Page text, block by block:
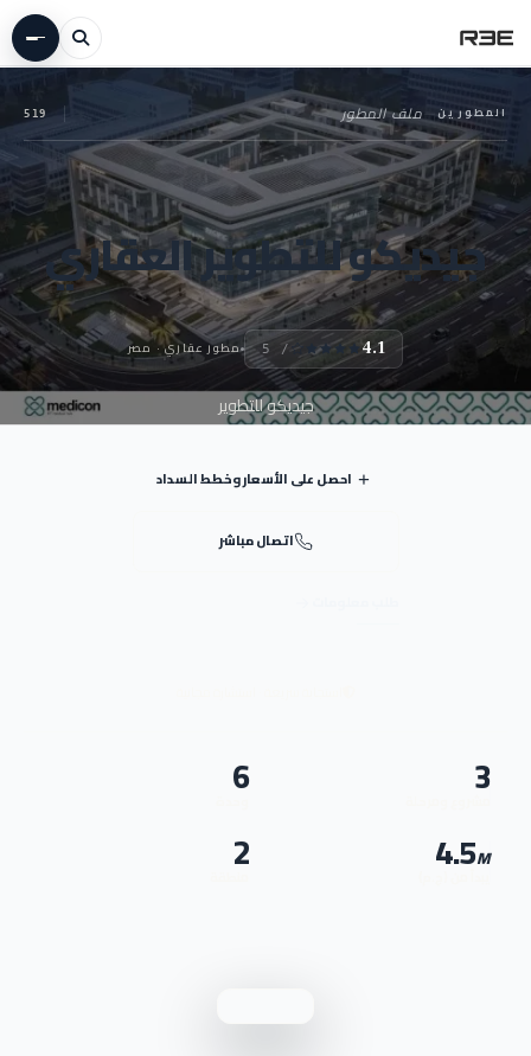
المطورين— ملف المطور 519
جيديكو للتطوير العقاري
4.1
/ 5 مطور عقاري · مصر
جيديكو للتطوير
+ احصل على الأسعار وخطط السداد
اتصال مباشر
3
6
4.5M
2